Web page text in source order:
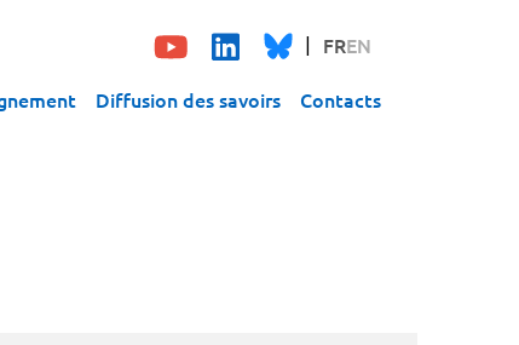
FREN
Diffusion des savoirs Contacts